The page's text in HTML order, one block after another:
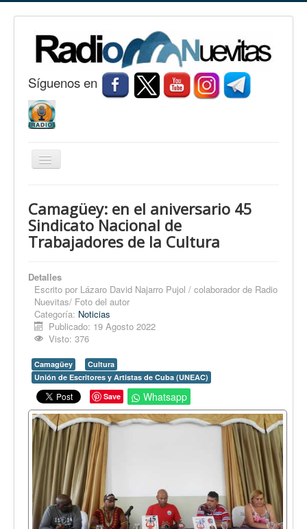
Síguenos en
Cambiar
Nuevitas
Noticias
Fotorreportaje
Opinión
En audio
Medio Ambiente
Ciencia, tecnología y curiosidades
Francés
Inglés
Desempolvando la historia
Camagüey: en el aniversario 45
Sindicato Nacional de
Trabajadores de la Cultura
Detalles
Escrito por Lázaro David Najarro Pujol / colaborador de Radio
Nuevitas/ Foto del autor
Categoría: Noticias
Publicado: 19 Agosto 2022
Visto: 376
Camagüey
Cultura
Unión de Escritores y Artistas de Cuba (UNEAC)
Save
Whatsapp